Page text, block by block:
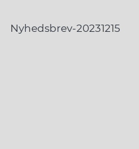
Nyhedsbrev-20231215